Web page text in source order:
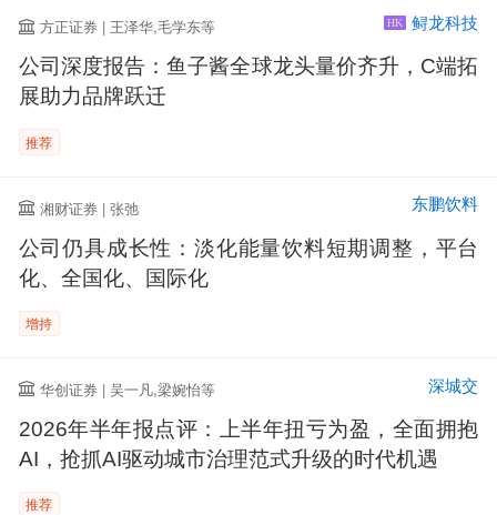
方正证券 | 王泽华,毛学东等 HK 鲟龙科技
公司深度报告：鱼子酱全球龙头量价齐升，C端拓
展助力品牌跃迁
推荐
湘财证券 | 张弛 东鹏饮料
公司仍具成长性：淡化能量饮料短期调整，平台
化、全国化、国际化
增持
华创证券 | 吴一凡,梁婉怡等 深城交
2026年半年报点评：上半年扭亏为盈，全面拥抱
AI，抢抓AI驱动城市治理范式升级的时代机遇
推荐